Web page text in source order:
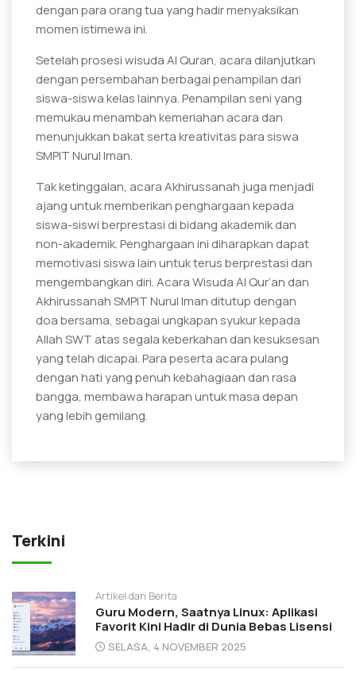
dengan para orang tua yang hadir menyaksikan
momen istimewa ini.
Setelah prosesi wisuda Al Quran, acara dilanjutkan
dengan persembahan berbagai penampilan dari
siswa-siswa kelas lainnya. Penampilan seni yang
memukau menambah kemeriahan acara dan
menunjukkan bakat serta kreativitas para siswa
SMPIT Nurul Iman.
Tak ketinggalan, acara Akhirussanah juga menjadi
ajang untuk memberikan penghargaan kepada
siswa-siswi berprestasi di bidang akademik dan
non-akademik. Penghargaan ini diharapkan dapat
memotivasi siswa lain untuk terus berprestasi dan
mengembangkan diri. Acara Wisuda Al Qur’an dan
Akhirussanah SMPIT Nurul Iman ditutup dengan
doa bersama, sebagai ungkapan syukur kepada
Allah SWT atas segala keberkahan dan kesuksesan
yang telah dicapai. Para peserta acara pulang
dengan hati yang penuh kebahagiaan dan rasa
bangga, membawa harapan untuk masa depan
yang lebih gemilang.
Terkini
Artikel dan Berita
Guru Modern, Saatnya Linux: Aplikasi
Favorit Kini Hadir di Dunia Bebas Lisensi
SELASA, 4 NOVEMBER 2025